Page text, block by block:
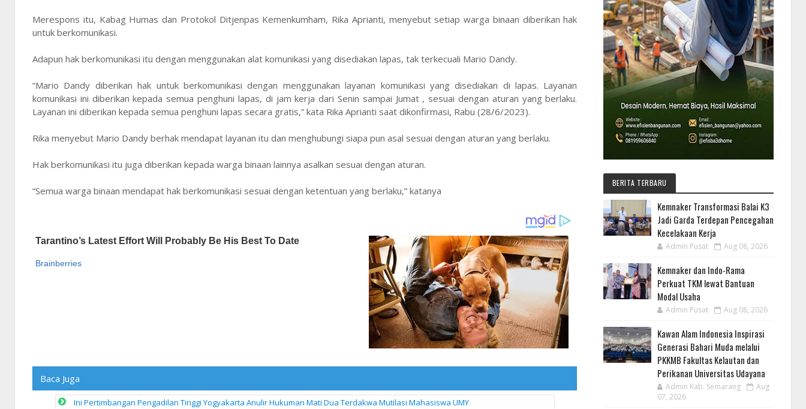
Merespons itu, Kabag Humas dan Protokol Ditjenpas Kemenkumham, Rika Aprianti, menyebut setiap warga binaan diberikan hak
untuk berkomunikasi.
Adapun hak berkomunikasi itu dengan menggunakan alat komunikasi yang disediakan lapas, tak terkecuali Mario Dandy.
“Mario Dandy diberikan hak untuk berkomunikasi dengan menggunakan layanan komunikasi yang disediakan di lapas. Layanan
komunikasi ini diberikan kepada semua penghuni lapas, di jam kerja dari Senin sampai Jumat , sesuai dengan aturan yang berlaku.
Layanan ini diberikan kepada semua penghuni lapas secara gratis,” kata Rika Aprianti saat dikonfirmasi, Rabu (28/6/2023).
Rika menyebut Mario Dandy berhak mendapat layanan itu dan menghubungi siapa pun asal sesuai dengan aturan yang berlaku.
Hak berkomunikasi itu juga diberikan kepada warga binaan lainnya asalkan sesuai dengan aturan.
“Semua warga binaan mendapat hak berkomunikasi sesuai dengan ketentuan yang berlaku,” katanya
Baca Juga
Ini Pertimbangan Pengadilan Tinggi Yogyakarta Anulir Hukuman Mati Dua Terdakwa Mutilasi Mahasiswa UMY
BERITA TERBARU
Kemnaker Transformasi Balai K3
Jadi Garda Terdepan Pencegahan
Kecelakaan Kerja
Admin Pusat Aug 08, 2026
Kemnaker dan Indo-Rama
Perkuat TKM lewat Bantuan
Modal Usaha
Admin Pusat Aug 08, 2026
Kawan Alam Indonesia Inspirasi
Generasi Bahari Muda melalui
PKKMB Fakultas Kelautan dan
Perikanan Universitas Udayana
Admin Kab. Semarang
Aug
07, 2026